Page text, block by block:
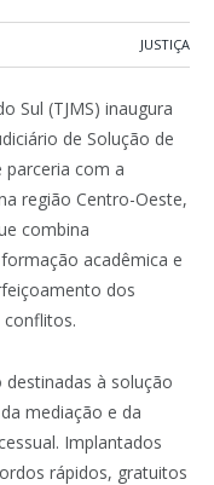
JUSTIÇA
Sul (TJMS) inaugura
de Solução de
parceria com a
região Centro-Oeste,
combina
acadêmica e
dos
destinadas à solução
mediação e da
Implantados
rápidos, gratuitos